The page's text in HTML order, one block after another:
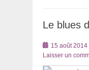
Le blues
Posté
le
15 août 2014
Laisser un